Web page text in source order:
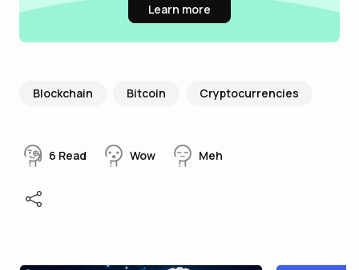
Learn more
Blockchain Bitcoin Cryptocurrencies
6 Read Wow Meh